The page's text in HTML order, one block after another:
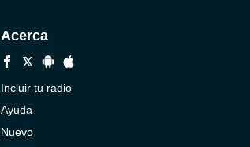
Acerca
Incluir tu radio
Ayuda
Nuevo